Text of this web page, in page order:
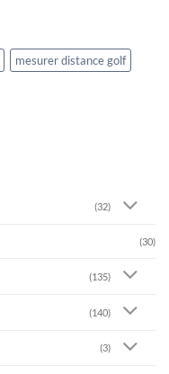
mesurer distance golf
(32)
(30)
(135)
(140)
(3)